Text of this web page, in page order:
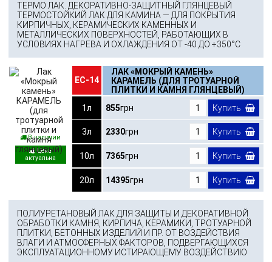
ТЕРМО ЛАК. ДЕКОРАТИВНО-ЗАЩИТНЫЙ ГЛЯНЦЕВЫЙ
ТЕРМОСТОЙКИЙ ЛАК ДЛЯ КАМИНА — ДЛЯ ПОКРЫТИЯ
КИРПИЧНЫХ, КЕРАМИЧЕСКИХ КАМЕННЫХ И
МЕТАЛЛИЧЕСКИХ ПОВЕРХНОСТЕЙ, РАБОТАЮЩИХ В
УСЛОВИЯХ НАГРЕВА И ОХЛАЖДЕНИЯ ОТ -40 ДО +350°С
В наличии
ЕС-14
ЛАК «МОКРЫЙ КАМЕНЬ»
КАРАМЕЛЬ (ДЛЯ ТРОТУАРНОЙ
ПЛИТКИ И КАМНЯ ГЛЯНЦЕВЫЙ)
1л
855грн Купить
3л 2330грн Купить
10л 7365грн Купить
20л 14395грн Купить
ПОЛИУРЕТАНОВЫЙ ЛАК ДЛЯ ЗАЩИТЫ И ДЕКОРАТИВНОЙ
ОБРАБОТКИ КАМНЯ, КИРПИЧА, КЕРАМИКИ, ТРОТУАРНОЙ
ПЛИТКИ, БЕТОННЫХ ИЗДЕЛИЙ И ПР. ОТ ВОЗДЕЙСТВИЯ
ВЛАГИ И АТМОСФЕРНЫХ ФАКТОРОВ, ПОДВЕРГАЮЩИХСЯ
ЭКСПЛУАТАЦИОННОМУ ИСТИРАЮЩЕМУ ВОЗДЕЙСТВИЮ